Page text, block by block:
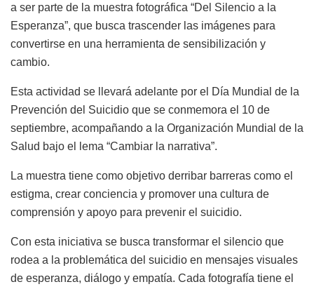
a ser parte de la muestra fotográfica “Del Silencio a la
Esperanza”, que busca trascender las imágenes para
convertirse en una herramienta de sensibilización y
cambio.
Esta actividad se llevará adelante por el Día Mundial de la
Prevención del Suicidio que se conmemora el 10 de
septiembre, acompañando a la Organización Mundial de la
Salud bajo el lema “Cambiar la narrativa”.
La muestra tiene como objetivo derribar barreras como el
estigma, crear conciencia y promover una cultura de
comprensión y apoyo para prevenir el suicidio.
Con esta iniciativa se busca transformar el silencio que
rodea a la problemática del suicidio en mensajes visuales
de esperanza, diálogo y empatía. Cada fotografía tiene el